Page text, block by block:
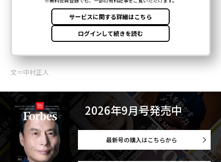
文＝中村正人
2026年9月号発売中
最新号の購入はこちらから